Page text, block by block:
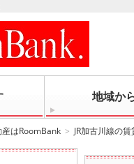
地域か
はRoomBank JR加古川線の